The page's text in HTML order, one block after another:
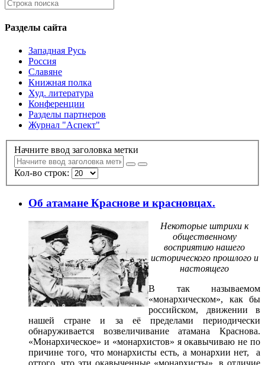
Разделы сайта
Западная Русь
Россия
Славяне
Книжная полка
Худ. литература
Конференции
Разделы партнеров
Журнал "Аспект"
Начните ввод заголовка метки
Кол-во строк:
Об атамане Краснове и красновцах.
Некоторые штрихи к
общественному
восприятию нашего
исторического прошлого и
настоящего
В так называемом
«монархическом», как бы
российском, движении в
нашей стране и за её пределами периодически
обнаруживается возвеличивание атамана Краснова.
«Монархическое» и «монархистов» я окавычиваю не по
причине того, что монархисты есть, а монархии нет, а
оттого, что эти окавыченные «монархисты», в отличие